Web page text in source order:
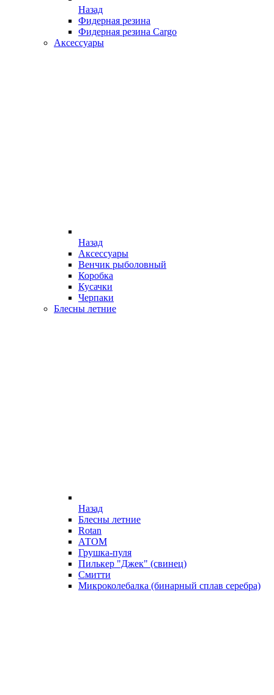
Назад
Фидерная резина
Фидерная резина Cargo
Аксессуары
Назад
Аксессуары
Венчик рыболовный
Коробка
Кусачки
Черпаки
Блесны летние
Назад
Блесны летние
Rotan
АТОМ
Грушка-пуля
Пилькер "Джек" (свинец)
Смитти
Микроколебалка (бинарный сплав серебра)